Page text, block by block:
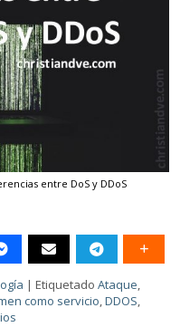
entre DoS y DDoS
|Etiquetado Ataque,
como servicio,DDOS,